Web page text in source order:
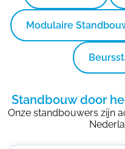
Modulaire
Standbouw door
Onze standbouwers zijn